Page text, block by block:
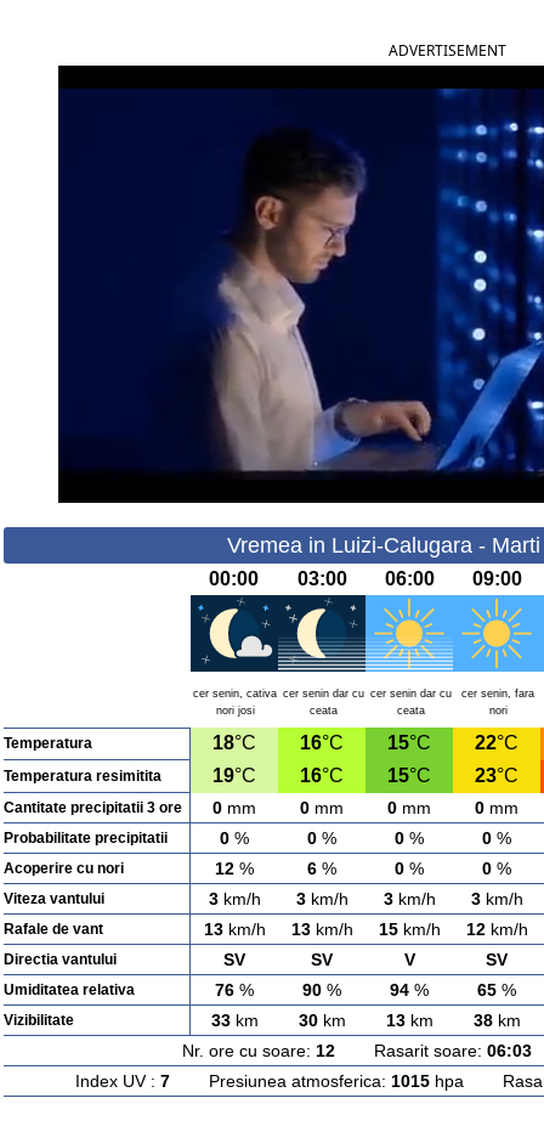
ADVERTISEMENT
Vremea in Luizi-Calugara -
00:00 03:00 06:00 09:00
cer senin, cativa
nori josi
cer senin dar cu
ceata
cer senin dar cu
ceata
cer senin, fara
nori
Temperatura 18°C 16°C 15°C 22°C
Temperatura resimitita 19°C 16°C 15°C 23°C
Cantitate precipitatii 3 ore 0 mm 0 mm 0 mm 0 mm
Probabilitate precipitatii 0 % 0 % 0 % 0 %
Acoperire cu nori 12 % 6 % 0 % 0 %
Viteza vantului 3km/h 3km/h 3km/h 3km/h
Rafale de vant 13km/h 13km/h 15km/h 12km/h
Directia vantului SV SV V SV
Umiditatea relativa 76 % 90 % 94 % 65 %
Vizibilitate 33km 30km 13km 38km
Nr. ore cu soare: 12Rasarit soare: 06:03
Index UV : 7Presiunea atmosferica: 1015hpa